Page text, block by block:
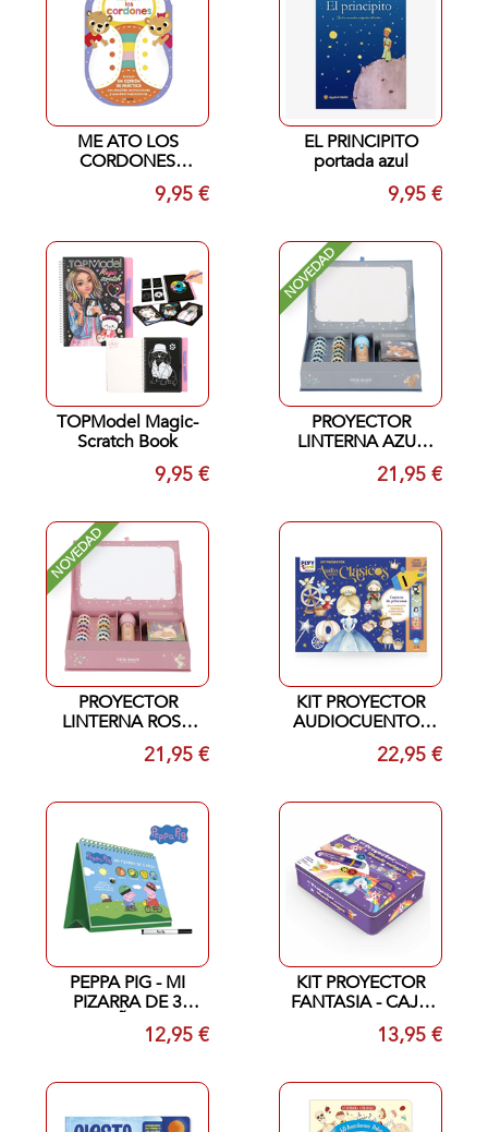
ME ATO LOS
CORDONES
CUENTO9,95 €
EL PRINCIPITO
portada azul
9,95 €
TOPModel Magic-
Scratch Book
9,95 €
NOVEDAD
PROYECTOR
LINTERNA AZUL
LITTLE DUTCH
21,95 €
NOVEDAD
PROYECTOR
LINTERNA ROSA
LITTLE DUTCH
21,95 €
KIT PROYECTOR
AUDIOCUENTOS
CLASICOS -
CUENTOS DE
22,95 €
PEPPA PIG - MI
PIZARRA DE 3
AÑOS12,95 €
KIT PROYECTOR
FANTASIA - CAJA
METALICA13,95 €